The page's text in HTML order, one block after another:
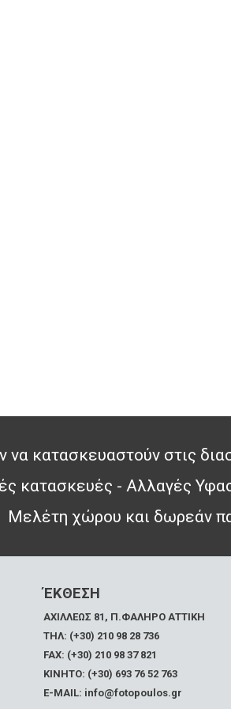
κατασκευαστούν στις
κατασκευές - Αλλαγές
Μελέτη χώρου και δωρεάν
ΈΚΘΕΣΗ
ΑΧΙΛΛΕΩΣ 81, Π.ΦΑΛΗΡΟ ΑΤΤΙΚΗ
ΤΗΛ: (+30) 210 98 28 736
FAX: (+30) 210 98 37 821
ΚΙΝΗΤΟ: (+30) 693 76 52 763
E-MAIL: info@fotopoulos.gr